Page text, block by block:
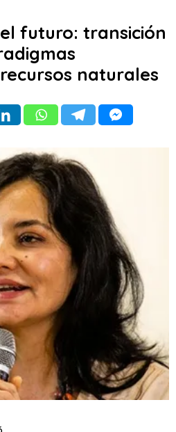
futuro: transición
naturales